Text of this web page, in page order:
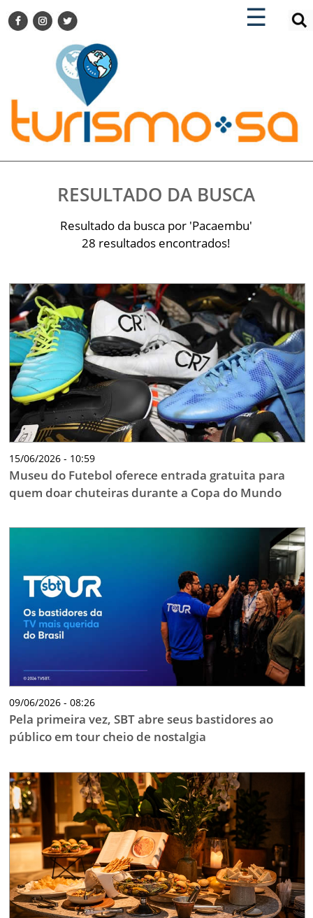
☰
×
TURISMO SA FOR BUSINESS
DESTINOS NACIONAIS
DESTINOS INTERNACIONAIS
CITY BREAK
TURISMO E MERCADO
EVENTOS
GASTRONOMIA
VITRINE
TURISMO SA TV
TESTADO E APROVADO
ÚLTIMAS NOTÍCIAS
PARCEIROS
QUEM SOMOS - EQUIPE
CONTATO
×
ENCONTRE SUA NOTÍCIA
RESULTADO DA BUSCA
Resultado da busca por 'Pacaembu'
28 resultados encontrados!
15/06/2026 - 10:59
Museu do Futebol oferece entrada gratuita para
quem doar chuteiras durante a Copa do Mundo
09/06/2026 - 08:26
Pela primeira vez, SBT abre seus bastidores ao
público em tour cheio de nostalgia